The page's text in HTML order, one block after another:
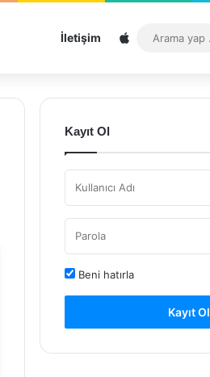
İletişim Sitemap
Kayıt Ol
Beni hatırla
Kayıt Ol